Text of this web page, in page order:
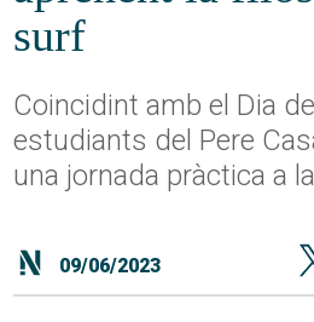
surf
Coincidint amb el Dia
estudiants del Pere
una jornada pràctica a
09/06/2023